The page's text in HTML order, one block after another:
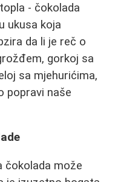
- čokolada
ukusa koja
da li je reč o
gorkoj sa
sa mjehurićima,
popravi naše
čokolada može